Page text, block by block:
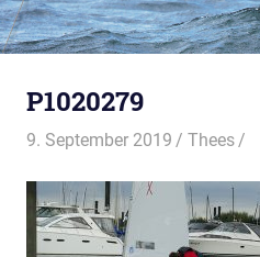
P1020279
9. September 2019 Thees